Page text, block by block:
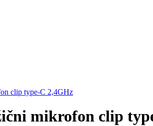
clip type-C 2,4GHz
mikrofon clip